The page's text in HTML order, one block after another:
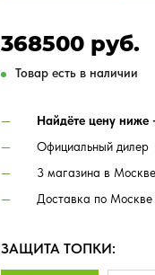
368500 руб.
Товар есть в наличии
Найдёте цену ниже
Официальный дилер
3 магазина в Москве
Доставка по Москве
ЗАЩИТА ТОПКИ: